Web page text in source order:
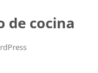
de cocina